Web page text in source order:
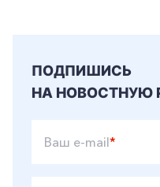
ПОДПИШИСЬ
НА НОВОСТНУЮ
Ваш e-mail*